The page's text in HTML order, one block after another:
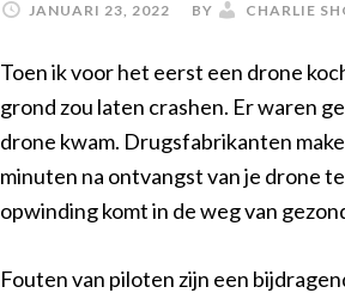
JANUARI 23, 2022 BY CHARLIE
Toen ik voor het eerst een drone
grond zou laten crashen. Er waren
drone kwam. Drugsfabrikanten
minuten na ontvangst van je drone
opwinding komt in de weg van
Fouten van piloten zijn een